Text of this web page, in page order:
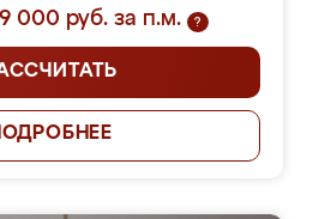
000 руб. за п.м.
?